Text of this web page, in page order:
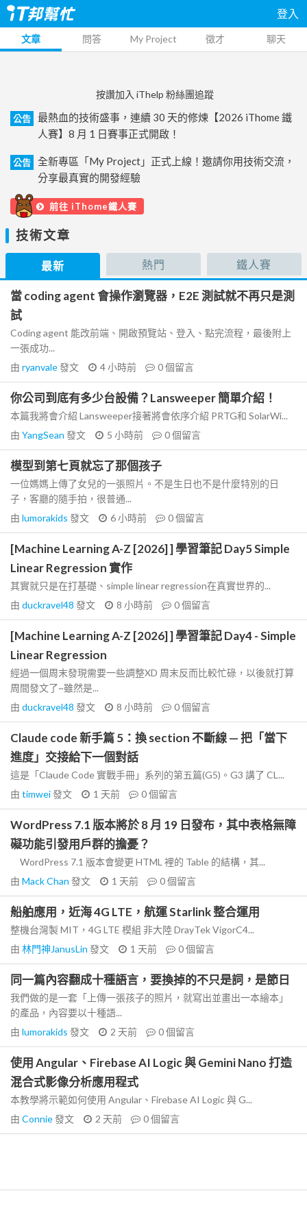
登入
文章 問答 My Project 徵才 聊天
按讚加入 iThelp 粉絲團追蹤
公告
最熱血的技術盛事，連續 30 天的修煉【2026 iThome 鐵
人賽】8 月 1 日賽事正式開啟！
公告
全新專區「My Project」正式上線！邀請你用技術交流，
分享最真實的開發經驗
前往 iThome鐵人賽
技術文章
最新 熱門 鐵人賽
當 coding agent 會操作瀏覽器，E2E 測試就不再只是測
試
Coding agent 能改前端、開啟預覽站、登入、點完流程，最後附上
一張成功...
由 ryanvale發文 4 小時前 0個留言
你公司到底有多少台設備？Lansweeper 簡單介紹！
本篇我將會介紹 Lansweeper接著將會依序介紹 PRTG和 SolarWi...
由 YangSean 發文 5 小時前 0個留言
模型到第七頁就忘了那個孩子
一位媽媽上傳了女兒的一張照片。不是生日也不是什麼特別的日
子，客廳的隨手拍，很普通...
由 lumorakids 發文 6 小時前 0個留言
[Machine Learning A-Z [2026] ] 學習筆記 Day5 Simple
Linear Regression 實作
其實就只是在打基礎、simple linear regression在真實世界的...
由 duckravel48 發文 8 小時前 0個留言
[Machine Learning A-Z [2026] ] 學習筆記 Day4 - Simple
Linear Regression
經過一個周末發現需要一些調整XD 周末反而比較忙碌，以後就打算
周間發文了~雖然是...
由 duckravel48 發文 8 小時前 0個留言
Claude code 新手篇 5：換 section 不斷線 — 把「當下
進度」交接給下一個對話
這是「Claude Code 實戰手冊」系列的第五篇(G5)。G3 講了 CL...
由 timwei發文 1 天前 0個留言
WordPress 7.1 版本將於 8 月 19 日發布，其中表格無障
礙功能引發用戶群的擔憂？
WordPress 7.1 版本會變更 HTML 裡的 Table 的結構，其...
由 Mack Chan 發文 1 天前 0個留言
船舶應用，近海 4G LTE，航運 Starlink 整合運用
整機台灣製 MIT，4G LTE 模組 非大陸 DrayTek VigorC4...
由 林門神JanusLin 發文 1 天前 0個留言
同一篇內容翻成十種語言，要換掉的不只是詞，是節日
我們做的是一套「上傳一張孩子的照片，就寫出並畫出一本繪本」
的產品，內容要以十種語...
由 lumorakids 發文 2 天前 0個留言
使用 Angular、Firebase AI Logic 與 Gemini Nano 打造
混合式影像分析應用程式
本教學將示範如何使用 Angular、Firebase AI Logic 與 G...
由 Connie發文 2 天前 0個留言